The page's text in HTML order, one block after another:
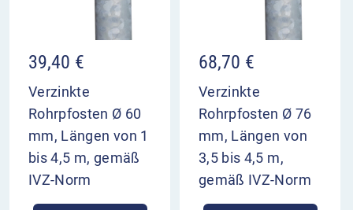
39,40 €
Verzinkte
Rohrpfosten Ø 60
mm, Längen von 1
bis 4,5 m, gemäß
IVZ-Norm
68,70 €
Verzinkte
Rohrpfosten Ø 76
mm, Längen von
3,5 bis 4,5 m,
gemäß IVZ-Norm